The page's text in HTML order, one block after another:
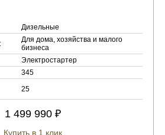
Дизельные
Для дома, хозяйства и малого
бизнеса
Электростартер
345
25
1 499 990 ₽
Купить в 1 клик